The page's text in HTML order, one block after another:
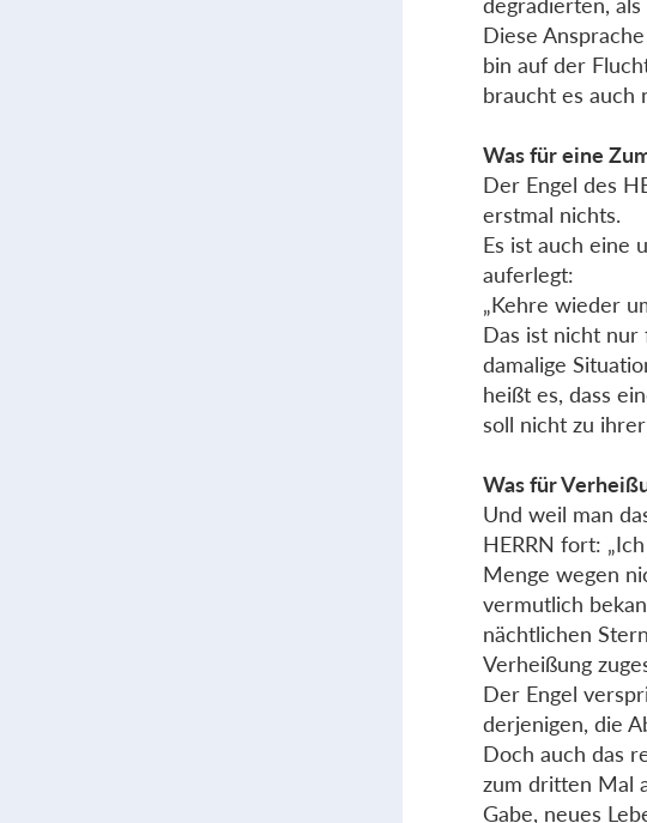
Diese
bin auf der
braucht es auch
Was für eine
Der Engel des
erstmal nichts.
Es ist auch eine
auferlegt:
„Kehre wieder
Das ist nicht nur
damalige
heißt es, dass
soll nicht zu
Was für
Und weil man
HERRN fort:
Menge wegen
vermutlich
nächtlichen
Verheißung
Der Engel
derjenigen, die
Doch auch das
zum dritten Mal
Gabe, neues